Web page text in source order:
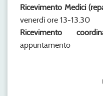
Ricevimento Medici
venerdì ore 13-13.30
Ricevimento
appuntamento